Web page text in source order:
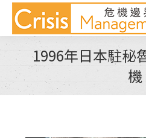
1996年日本駐秘
機